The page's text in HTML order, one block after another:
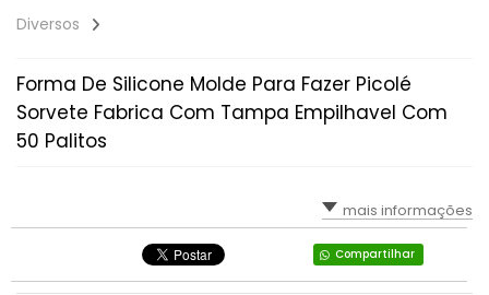
Diversos
Forma De Silicone Molde Para Fazer Picolé
Sorvete Fabrica Com Tampa Empilhavel Com
50 Palitos
mais informações
Compartilhar